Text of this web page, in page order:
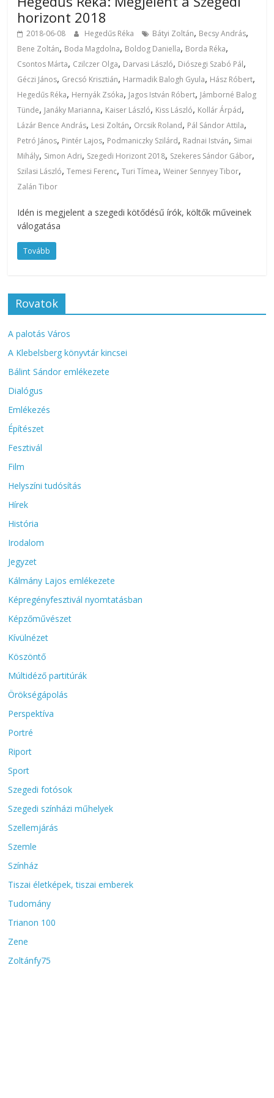
horizont 2018
2018-06-08 Hegedűs Réka Bátyi Zoltán, Becsy András,
Bene Zoltán, Boda Magdolna, Boldog Daniella, Borda Réka,
Csontos Márta, Czilczer Olga, Darvasi László, Diószegi Szabó Pál,
Géczi János, Grecsó Krisztián, Harmadik Balogh Gyula, Hász Róbert,
Hegedűs Réka, Hernyák Zsóka, Jagos István Róbert, Jámborné Balog
Tünde, Janáky Marianna, Kaiser László, Kiss László, Kollár Árpád,
Lázár Bence András, Lesi Zoltán, Orcsik Roland, Pál Sándor Attila,
Petró János, Pintér Lajos, Podmaniczky Szilárd, Radnai István, Simai
Mihály, Simon Adri, Szegedi Horizont 2018, Szekeres Sándor Gábor,
Szilasi László,Temesi Ferenc,Turi Tímea,Weiner Sennyey Tibor,
Zalán Tibor
Idén is megjelent a szegedi kötődésű írók, költők műveinek
válogatása
Tovább
Rovatok
A palotás Város
A Klebelsberg könyvtár kincsei
Bálint Sándor emlékezete
Dialógus
Emlékezés
Építészet
Fesztivál
Film
Helyszíni tudósítás
Hírek
História
Irodalom
Jegyzet
Kálmány Lajos emlékezete
Képregényfesztivál nyomtatásban
Képzőművészet
Kívülnézet
Köszöntő
Múltidéző partitúrák
Örökségápolás
Perspektíva
Portré
Riport
Sport
Szegedi fotósok
Szegedi színházi műhelyek
Szellemjárás
Szemle
Színház
Tiszai életképek, tiszai emberek
Tudomány
Trianon 100
Zene
Zoltánfy75